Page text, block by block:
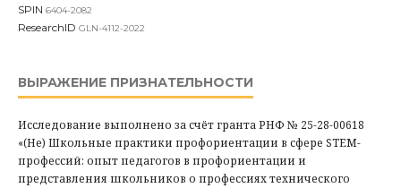
SPIN 6404-2082
ResearchID GLN-4112-2022
ВЫРАЖЕНИЕ ПРИЗНАТЕЛЬНОСТИ
Исследование выполнено за счёт гранта РНФ № 25-28-00618
«(Не) Школьные практики профориентации в сфере STEM-
профессий: опыт педагогов в профориентации и
представления школьников о профессиях технического